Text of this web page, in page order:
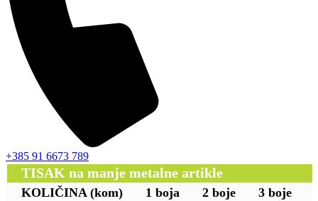
+385 91 6673 789
TISAK na manje metalne artikle
KOLIČINA (kom) 1 boja 2 boje 3 boje